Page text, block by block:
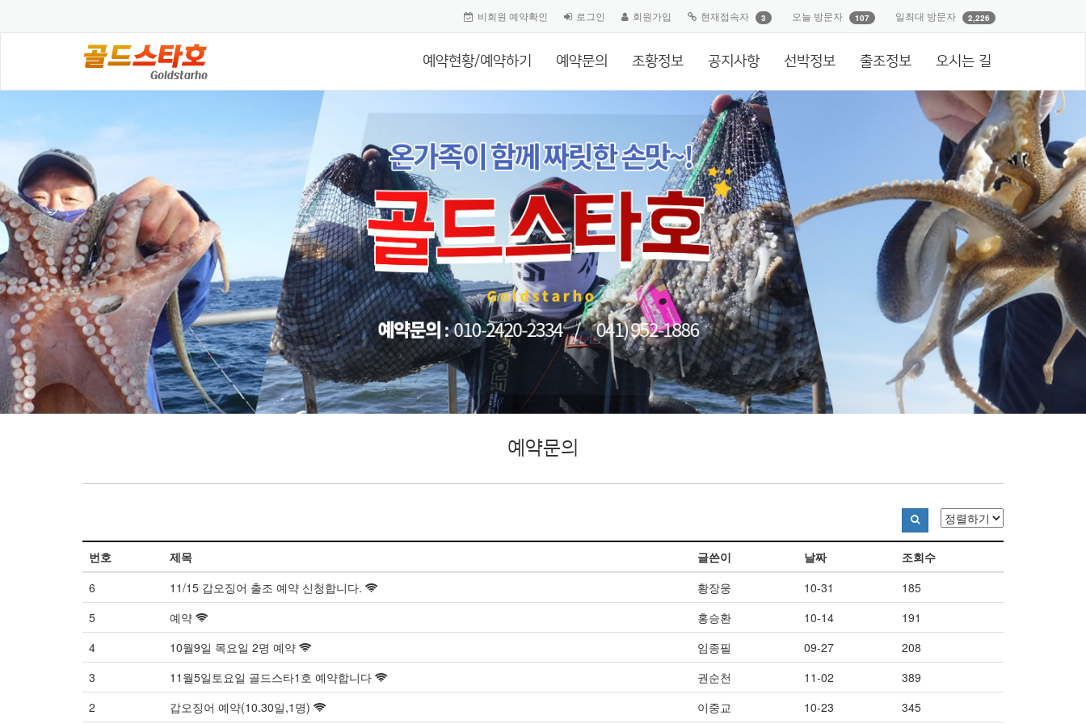
비회원 예약확인 로그인 회원가입 현재접속자 3 오늘 방문자 107 일최대 방문자 2,226
예약현황/예약하기 예약문의 조황정보 공지사항 선박정보 출조정보 오시는 길
예약문의
번호 제목 글쓴이 날짜
조회수
6
11/15 갑오징어 출조 예약 신청합니다. 황장웅 10-31
185
5
예약 홍승환 10-14
191
4
10월9일 목요일 2명 예약 임종필 09-27
208
3
11월5일토요일 골드스타1호 예약합니다 권순천 11-02
389
2
갑오징어 예약(10.30일,1명) 이중교 10-23 345